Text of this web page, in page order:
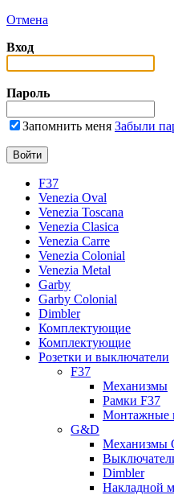
Отмена
Вход
Пароль
Запомнить меня Забыли
F37
Venezia Oval
Venezia Toscana
Venezia Clasica
Venezia Carre
Venezia Colonial
Venezia Metal
Garby
Garby Colonial
Dimbler
Комплектующие
Комплектующие
Розетки и выключатели
F37
Механизмы
Рамки F37
Монтажные
G&D
Механизмы
Dimbler
Накладной